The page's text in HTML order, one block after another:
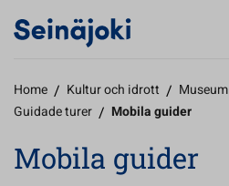
Home / Kultur och idrott / Museum
Guidade turer / Mobila guider
Mobila guider